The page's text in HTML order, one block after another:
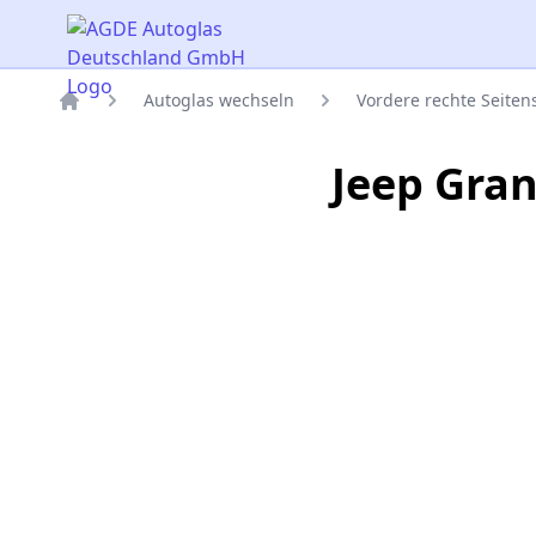
AGDE Autoglas Deutschland GmbH
Autoglas wechseln Vordere rechte
Jeep